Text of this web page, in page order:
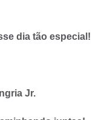
dia tão especial!
Jr.